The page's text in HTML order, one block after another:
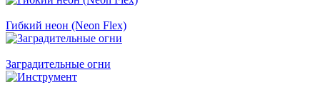
Гибкий неон (Neon Flex)
Заградительные огни